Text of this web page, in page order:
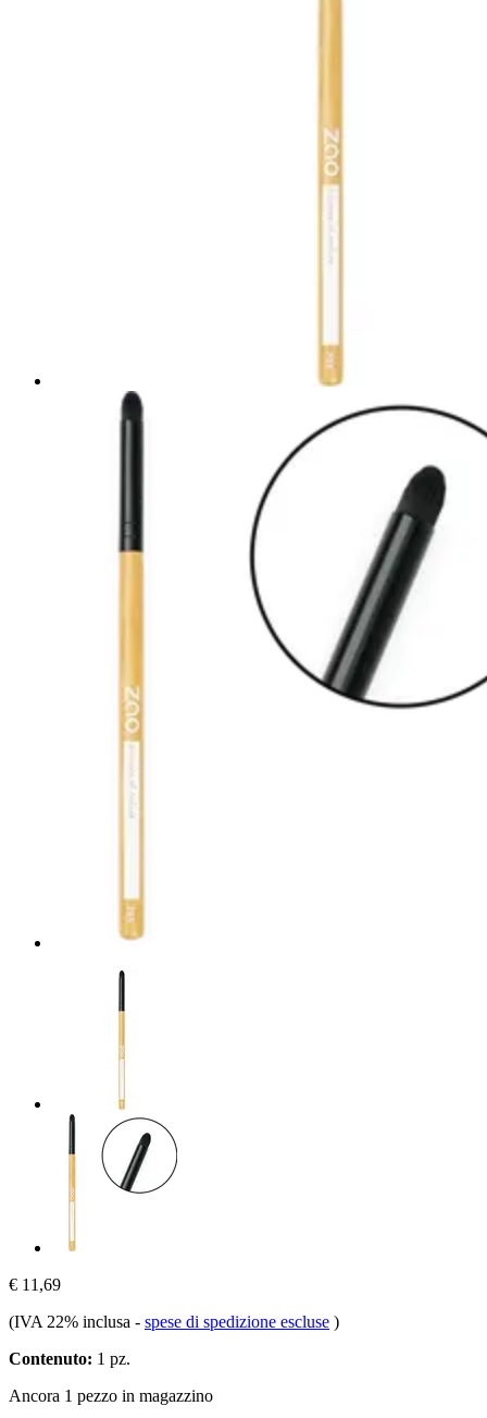
€ 11,69
(IVA 22% inclusa - spese di spedizione escluse )
Contenuto: 1 pz.
Ancora 1 pezzo in magazzino